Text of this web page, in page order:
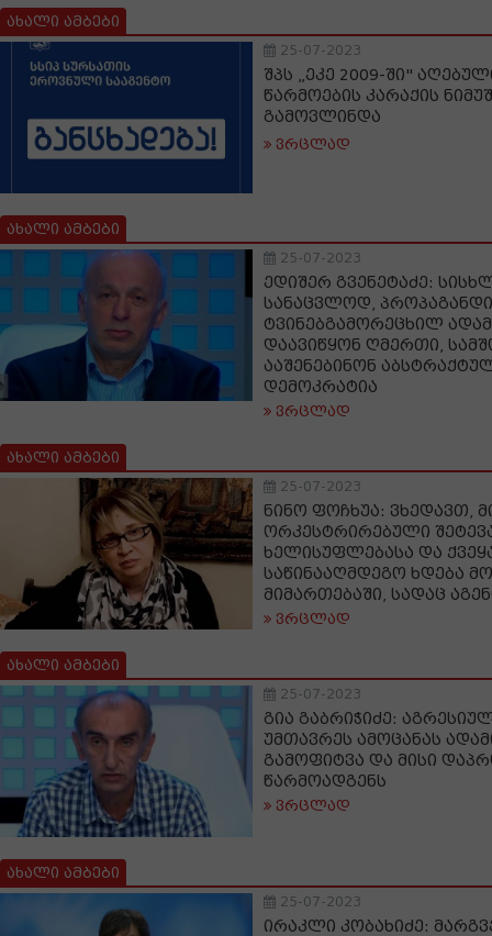
ახალი ამბები
25-07-2023
შპს „ეკე 2009-ში"
წარმოების კარაქის
გამოვლინდა
ვრცლად
ახალი ამბები
25-07-2023
ედიშერ გვენეტაძე:
სანაცვლოდ,
ტვინებგამორეცხილ
დაავიწყონ ღმერთი,
ააშენებინონ
დემოკრატია
ვრცლად
ახალი ამბები
25-07-2023
ნინო ფოჩხუა: ვხედავთ,
ორკესტრირებული
ხელისუფლებასა და
საწინააღმდეგო ხდება
მიმართებაში, სადაც
ვრცლად
ახალი ამბები
25-07-2023
გია გაბრიჭიძე:
უმთავრეს ამოცანას
გამოფიტვა და მისი
წარმოადგენს
ვრცლად
ახალი ამბები
25-07-2023
ირაკლი კობახიძე: